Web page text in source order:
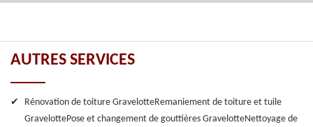
AUTRES SERVICES
Rénovation de toiture GravelotteRemaniement de toiture et tuile
GravelottePose et changement de gouttières GravelotteNettoyage de